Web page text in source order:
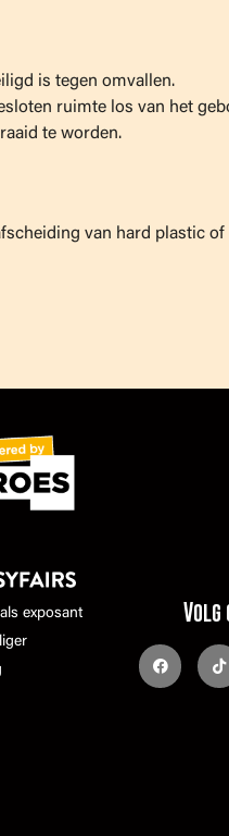
is tegen omvallen.
ruimte los van het
te worden.
van hard plastic
exposant
Volg